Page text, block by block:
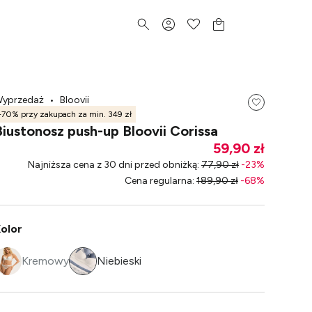
• Bloovii
przy zakupach za min. 349 zł
push-up Bloovii Corissa
59,90 zł
Najniższa cena z 30 dni przed obniżką: 77,90 zł -23%
Cena regularna: 189,90 zł -68%
Kremowy Niebieski